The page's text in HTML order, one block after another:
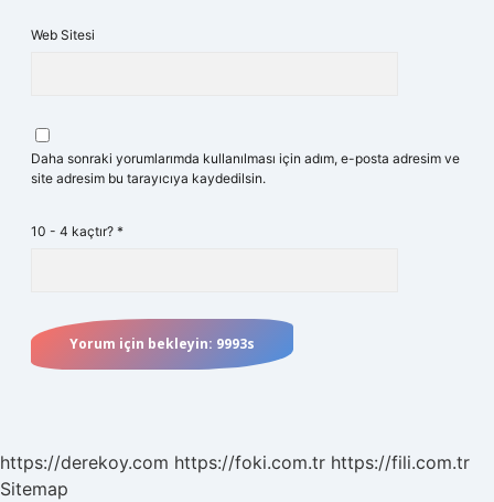
Web Sitesi
Daha sonraki yorumlarımda kullanılması için adım, e-posta adresim ve
site adresim bu tarayıcıya kaydedilsin.
10 - 4 kaçtır? *
https://derekoy.com https://foki.com.tr https://fili.com.tr
Sitemap